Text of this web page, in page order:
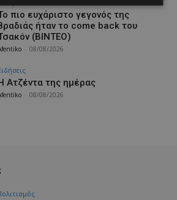
πιο ευχάριστο γεγονός της
ήταν το come back του
(ΒΙΝΤΕΟ)
08/08/2026
Ατζέντα της ημέρας
08/08/2026